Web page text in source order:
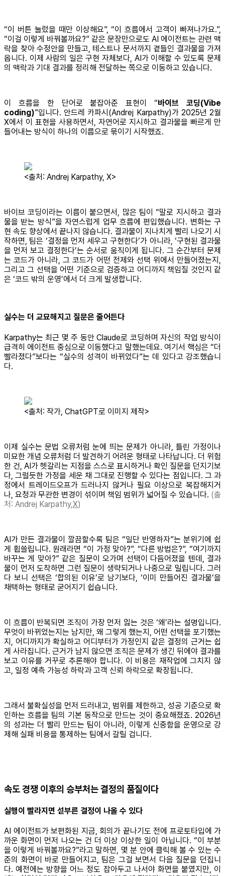
“이 버튼 눌렀을 때만 이상해요”, “이 흐름에서 고객이 빠져나가요.”,
“이걸 이렇게 바꿔볼까요?” 같은 문장만으로도 AI 에이전트는 관련 맥
락을 찾아 수정안을 만들고, 테스트나 문서까지 곁들인 결과물을 가져
옵니다. 이제 사람의 일은 구현 자체보다, AI가 이해할 수 있도록 문제
의 맥락과 기대 결과를 정리해 전달하는 쪽으로 이동하고 있습니다.
이 흐름을 한 단어로 붙잡아준 표현이 “바이브 코딩(Vibe
coding)”입니다. 안드레 카파시(Andrej Karpathy)가 2025년 2월
X에서 이 표현을 사용하면서, 자연어로 지시하고 결과물을 빠르게 만
들어내는 방식이 하나의 이름으로 묶이기 시작했죠.
<출처: Andrej Karpathy, X>
바이브 코딩이라는 이름이 붙으면서, 많은 팀이 “말로 지시하고 결과
물을 받는 방식”을 자연스럽게 업무 흐름에 편입했습니다. 변화는 구
현 속도 향상에서 끝나지 않습니다. 결과물이 지나치게 빨리 나오기 시
작하면, 팀은 ‘결정을 먼저 세우고 구현한다’가 아니라, ‘구현된 결과물
을 먼저 보고 결정한다’는 순서로 움직이게 됩니다. 그 순간부터 문제
는 코드가 아니라, 그 코드가 어떤 전제와 선택 위에서 만들어졌는지,
그리고 그 선택을 어떤 기준으로 검증하고 어디까지 책임질 것인지 같
은 ‘코드 밖의 운영’에서 더 크게 발생합니다.
실수는 더 교묘해지고 질문은 줄어든다
Karpathy는 최근 몇 주 동안 Claude로 코딩하며 자신의 작업 방식이
급격히 에이전트 중심으로 이동했다고 말했는데요. 여기서 핵심은 “더
빨라졌다”보다는 “실수의 성격이 바뀌었다”는 데 있다고 강조했습니
다.
<출처: 작가, ChatGPT로 이미지 제작>
이제 실수는 문법 오류처럼 눈에 띄는 문제가 아니라, 틀린 가정이나
미묘한 개념 오류처럼 더 발견하기 어려운 형태로 나타납니다. 더 위험
한 건, AI가 헷갈리는 지점을 스스로 표시하거나 확인 질문을 던지기보
다, 그럴듯한 가정을 세운 채 그대로 진행할 수 있다는 점입니다. 그 과
정에서 트레이드오프가 드러나지 않거나 필요 이상으로 복잡해지거
나, 요청과 무관한 변경이 섞이며 책임 범위가 넓어질 수 있습니다. (출
처: Andrej Karpathy,X)
AI가 만든 결과물이 깔끔할수록 팀은 “일단 반영하자”는 분위기에 쉽
게 휩쓸립니다. 원래라면 “이 가정 맞아?”, “다른 방법은?”, “여기까지
바꾸는 게 맞아?” 같은 질문이 오가며 선택이 다듬어졌을 텐데, 결과
물이 먼저 도착하면 그런 질문이 생략되거나 나중으로 밀립니다. 그러
다 보니 선택은 ‘합의된 이유’로 남기보다, ‘이미 만들어진 결과물’을
채택하는 형태로 굳어지기 쉽습니다.
이 흐름이 반복되면 조직이 가장 먼저 잃는 것은 ‘왜’라는 설명입니다.
무엇이 바뀌었는지는 남지만, 왜 그렇게 했는지, 어떤 선택을 포기했는
지, 어디까지가 확실하고 어디부터가 가정인지 같은 결정의 근거는 쉽
게 사라집니다. 근거가 남지 않으면 조직은 문제가 생긴 뒤에야 결과를
보고 이유를 거꾸로 추론해야 합니다. 이 비용은 재작업에 그치지 않
고, 일정 예측 가능성 하락과 고객 신뢰 하락으로 확장됩니다.
그래서 불확실성을 먼저 드러내고, 범위를 제한하고, 성공 기준으로 확
인하는 흐름을 팀의 기본 동작으로 만드는 것이 중요해졌죠. 2026년
의 성과는 더 빨리 만드는 팀이 아니라, 이렇게 신중함을 운영으로 강
제해 실패 비용을 통제하는 팀에서 갈릴 겁니다.
속도 경쟁 이후의 승부처는 결정의 품질이다
실행이 빨라지면 섣부른 결정이 나올 수 있다
AI 에이전트가 보편화된 지금, 회의가 끝나기도 전에 프로토타입에 가
까운 화면이 먼저 나오는 건 더 이상 이상한 일이 아닙니다. “이 부분
을 이렇게 바꿔볼까요?”라고 말하면, 몇 분 안에 클릭해 볼 수 있는 수
준의 화면이 바로 만들어지고, 팀은 그걸 보면서 다음 질문을 던집니
다. 예전에는 방향을 어느 정도 잡아두고 나서야 화면을 붙였지만, 이